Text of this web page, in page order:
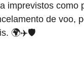
imprevistos como
de voo,
🌍✈️🛡️